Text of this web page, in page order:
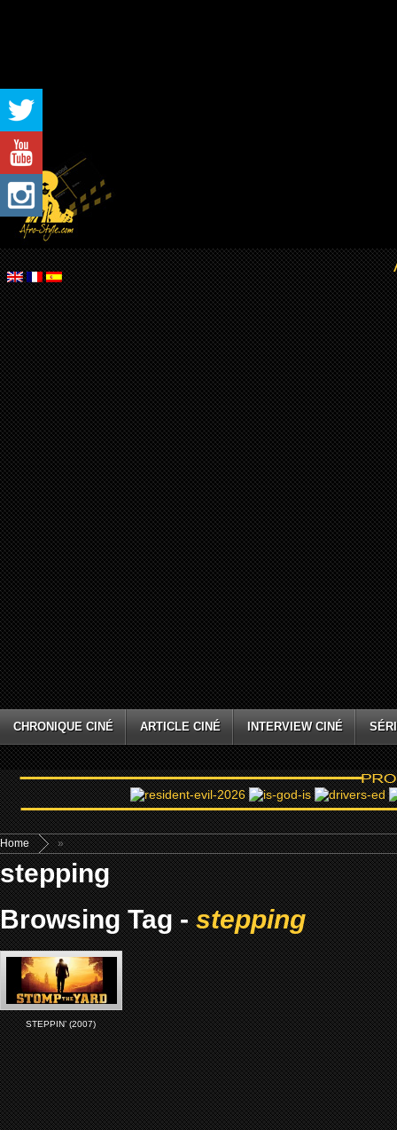
CHRONIQUE CINÉ ARTICLE CINÉ INTERVIEW CINÉ
Home »
stepping
Browsing Tag -stepping
STEPPIN’ (2007)